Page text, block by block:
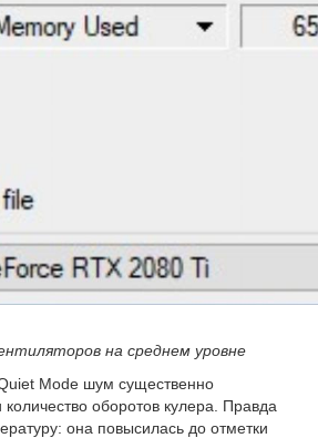
на среднем уровне
Mode шум существенно
оборотов кулера. Правда
она повысилась до отметки